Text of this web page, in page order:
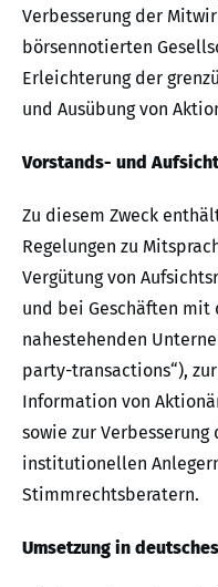
Verbesserung der
börsennotierten
Erleichterung der
und Ausübung von
Vorstands- und
Zu diesem Zweck
Regelungen zu
Vergütung von
und bei Geschäften mit
nahestehenden
party-transactions“),
Information von
sowie zur Verbesserung
institutionellen
Stimmrechtsberatern.
Umsetzung in